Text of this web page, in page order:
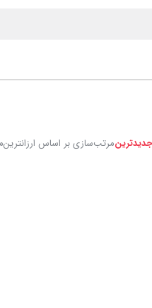
مرتب‌سازی بر اساس ارزانترین